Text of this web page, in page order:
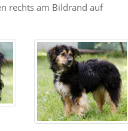
rechts am Bildrand auf